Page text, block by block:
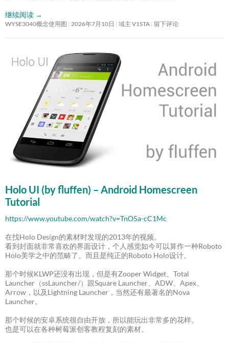
继续阅读 →
WYSE3040概念使用图 2026年7月10日 域主 V1STA 留下评论
Holo UI (by fluffen) – Android Homescreen
Tutorial
https://www.youtube.com/watch?v=TnO5a-cC1Mc
在找Holo Design的素材时发现的2013年的视频。
看到封面就非常喜欢的界面设计，个人感觉如今可以算作一种Roboto
Holo美学之中的范畴了。而且是纯正的Roboto Holo设计。
那个时候KLWP还没有出现，但是有Zooper Widget、Total
Launcher（ssLauncher/）跟Square Launcher、ADW、Apex、
Arrow，以及Lightning Launcher，当然还有最著名的Nova
Launcher。
那个时候的安卓系统很自由开放，所以能玩出非常多的花样。
也是可以在各种树莓派创客教程复刻的素材。